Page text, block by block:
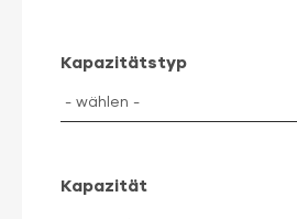
Kapazitätstyp
Kapazität